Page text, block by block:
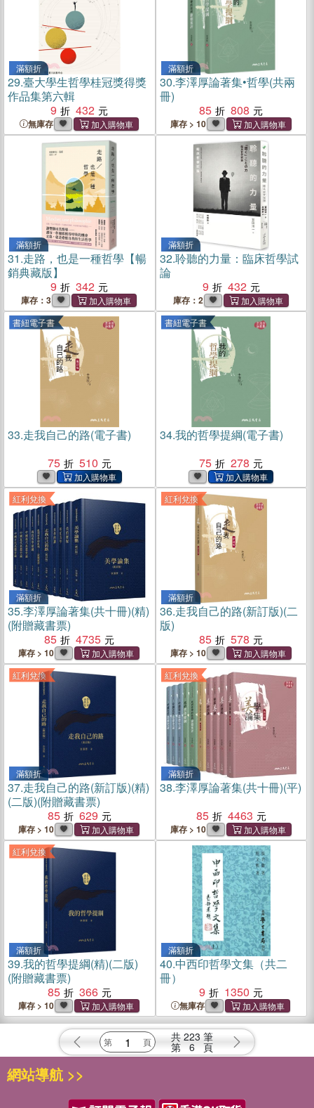
滿額折
29.臺大學生哲學桂冠獎得獎
作品集第六輯
9
432
無庫存
滿額折
30.李澤厚論著集•哲學(共兩
冊)
85
808
庫存 > 10
滿額折
31.走路，也是一種哲學【暢
銷典藏版】
9
342
庫存：3
滿額折
32.聆聽的力量：臨床哲學試
論
9
432
庫存：2
書紐電子書
33.走我自己的路(電子書)
75
510
書紐電子書
34.我的哲學提綱(電子書)
75
278
紅利兌換
滿額折
35.李澤厚論著集(共十冊)(精)
(附贈藏書票)
85
4735
庫存 > 10
紅利兌換
滿額折
36.走我自己的路(新訂版)(二
版)
85
578
庫存 > 10
紅利兌換
滿額折
37.走我自己的路(新訂版)(精)
(二版)(附贈藏書票)
85
629
庫存 > 10
紅利兌換
滿額折
38.李澤厚論著集(共十冊)(平)
85
4463
庫存 > 10
紅利兌換
滿額折
39.我的哲學提綱(精)(二版)
(附贈藏書票)
85
366
庫存 > 10
滿額折
40.中西印哲學文集（共二
冊）
9
1350
無庫存
共 223 筆
第 6 頁
網站導航 >>